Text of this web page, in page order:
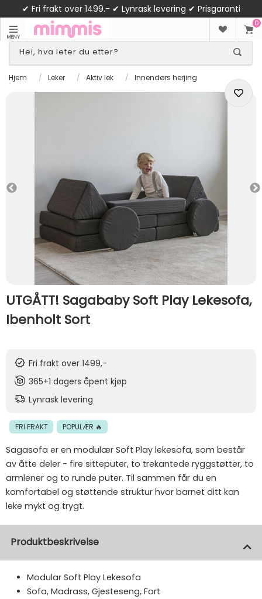
✔ Fri frakt over 1499.- ✔ Lynrask levering ✔ Prisgaranti
MENY
0
Hjem / Leker / Aktiv lek / Innendørs herjing
UTGÅTT! Sagababy Soft Play Lekesofa,
Ibenholt Sort
Fri frakt over 1499,-
365+1 dagers åpent kjøp
Lynrask levering
FRI FRAKT POPULÆR 🔥
Sagasofa er en modulær Soft Play lekesofa, som består
av åtte deler - fire sitteputer, to trekantede ryggstøtter, to
armlener og to runde puter. Til sammen får du en
komfortabel og støttende struktur hvor barnet ditt kan
leke mykt og trygt.
Produktbeskrivelse
Modular Soft Play Lekesofa
Sofa, Madrass, Gjesteseng, Fort